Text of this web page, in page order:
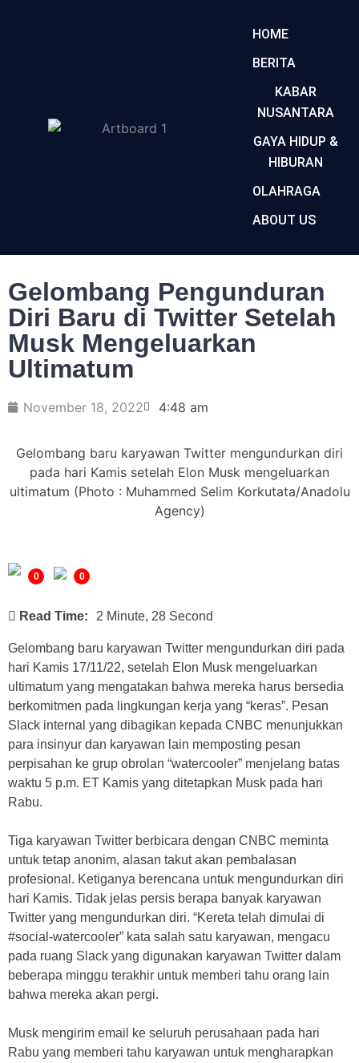
HOME
BERITA
KABAR
NUSANTARA
GAYA HIDUP &
HIBURAN
OLAHRAGA
ABOUT US
Gelombang Pengunduran
Diri Baru di Twitter Setelah
Musk Mengeluarkan
Ultimatum
November 18, 2022 4:48 am
Gelombang baru karyawan Twitter mengundurkan diri
pada hari Kamis setelah Elon Musk mengeluarkan
ultimatum (Photo : Muhammed Selim Korkutata/Anadolu
Agency)
0 0
Read Time: 2 Minute, 28 Second
Gelombang baru karyawan Twitter mengundurkan diri pada
hari Kamis 17/11/22, setelah Elon Musk mengeluarkan
ultimatum yang mengatakan bahwa mereka harus bersedia
berkomitmen pada lingkungan kerja yang “keras”. Pesan
Slack internal yang dibagikan kepada CNBC menunjukkan
para insinyur dan karyawan lain memposting pesan
perpisahan ke grup obrolan “watercooler” menjelang batas
waktu 5 p.m. ET Kamis yang ditetapkan Musk pada hari
Rabu.
Tiga karyawan Twitter berbicara dengan CNBC meminta
untuk tetap anonim, alasan takut akan pembalasan
profesional. Ketiganya berencana untuk mengundurkan diri
hari Kamis. Tidak jelas persis berapa banyak karyawan
Twitter yang mengundurkan diri. “Kereta telah dimulai di
#social-watercooler” kata salah satu karyawan, mengacu
pada ruang Slack yang digunakan karyawan Twitter dalam
beberapa minggu terakhir untuk memberi tahu orang lain
bahwa mereka akan pergi.
Musk mengirim email ke seluruh perusahaan pada hari
Rabu yang memberi tahu karyawan untuk mengharapkan